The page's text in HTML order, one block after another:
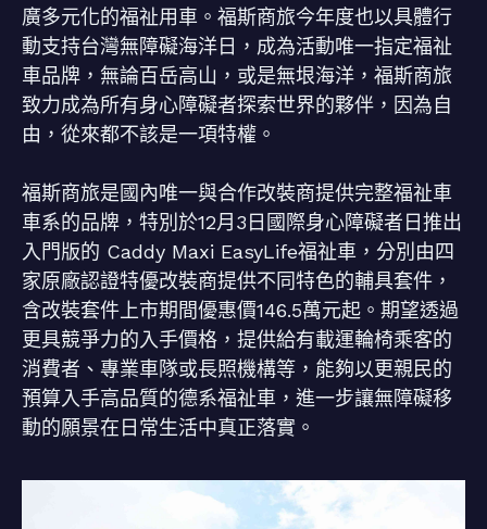
廣多元化的福祉用車。福斯商旅今年度也以具體行
動支持台灣無障礙海洋日，成為活動唯一指定福祉
車品牌，無論百岳高山，或是無垠海洋，福斯商旅
致力成為所有身心障礙者探索世界的夥伴，因為自
由，從來都不該是一項特權。
福斯商旅是國內唯一與合作改裝商提供完整福祉車
車系的品牌，特別於12月3日國際身心障礙者日推出
入門版的 Caddy Maxi EasyLife福祉車，分別由四
家原廠認證特優改裝商提供不同特色的輔具套件，
含改裝套件上市期間優惠價146.5萬元起。期望透過
更具競爭力的入手價格，提供給有載運輪椅乘客的
消費者、專業車隊或長照機構等，能夠以更親民的
預算入手高品質的德系福祉車，進一步讓無障礙移
動的願景在日常生活中真正落實。